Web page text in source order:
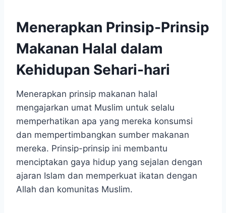
Menerapkan Prinsip-Prinsip
Makanan Halal dalam
Kehidupan Sehari-hari
Menerapkan prinsip makanan halal
mengajarkan umat Muslim untuk selalu
memperhatikan apa yang mereka konsumsi
dan mempertimbangkan sumber makanan
mereka. Prinsip-prinsip ini membantu
menciptakan gaya hidup yang sejalan dengan
ajaran Islam dan memperkuat ikatan dengan
Allah dan komunitas Muslim.